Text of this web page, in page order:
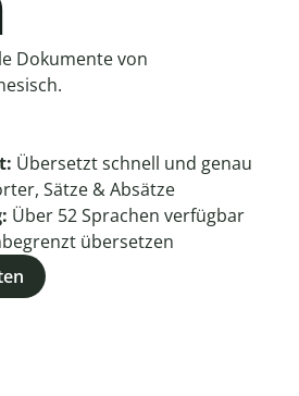
Dokumente von
Übersetzt schnell und genau
Sätze & Absätze
Über 52Sprachen verfügbar
übersetzen